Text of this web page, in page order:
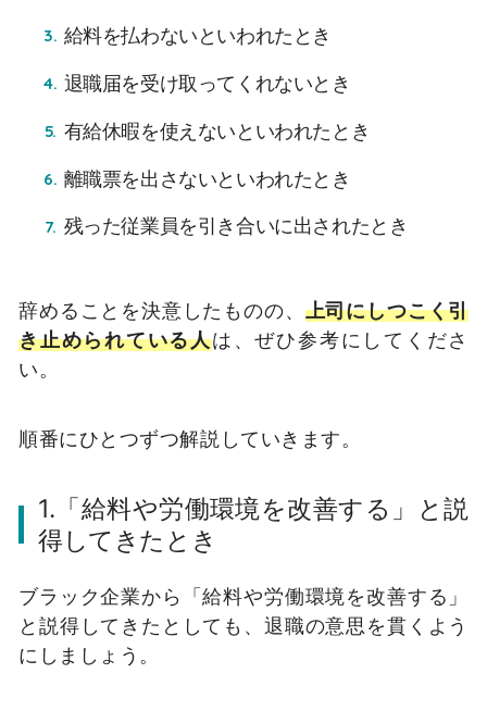
給料を払わないといわれたとき
退職届を受け取ってくれないとき
有給休暇を使えないといわれたとき
離職票を出さないといわれたとき
残った従業員を引き合いに出されたとき
辞めることを決意したものの、 上司にしつこく引
き止められている人は、ぜひ参考にしてくださ
い。
順番にひとつずつ解説していきます。
1.「給料や労働環境を改善する」と説
得してきたとき
ブラック企業から「給料や労働環境を改善する」
と説得してきたとしても、退職の意思を貫くよう
にしましょう。